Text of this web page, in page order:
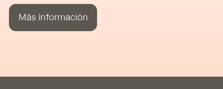
Más información